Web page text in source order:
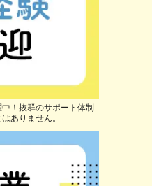
！抜群のサポート体制
ありません。